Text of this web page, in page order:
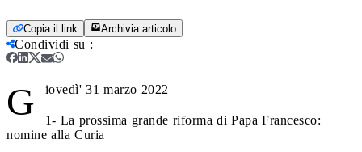
Copia il link Archivia articolo
Condividi su :
G iovedì' 31 marzo 2022
1- La prossima grande riforma di Papa Francesco:
nomine alla Curia